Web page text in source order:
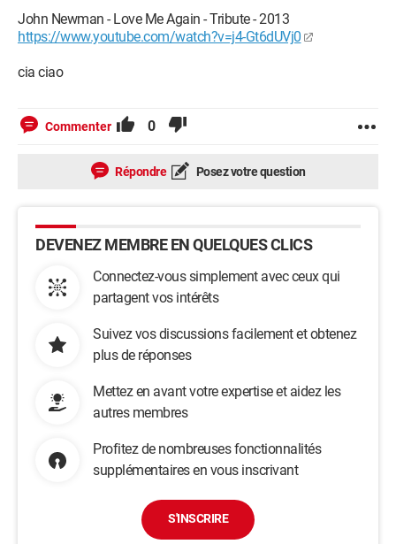
John Newman - Love Me Again - Tribute - 2013
https://www.youtube.com/watch?v=j4-Gt6dUVj0
cia ciao
Commenter 0
Répondre Posez votre question
DEVENEZ MEMBRE EN QUELQUES CLICS
Connectez-vous simplement avec ceux qui
partagent vos intérêts
Suivez vos discussions facilement et obtenez
plus de réponses
Mettez en avant votre expertise et aidez les
autres membres
Profitez de nombreuses fonctionnalités
supplémentaires en vous inscrivant
S'INSCRIRE